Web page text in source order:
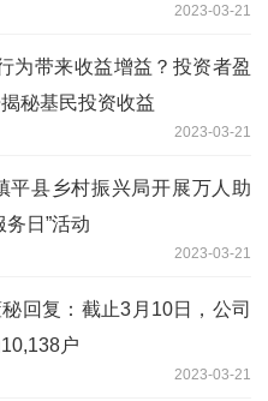
2023-03-21
为带来收益增益？投资者盈
秘基民投资收益
2023-03-21
平县乡村振兴局开展万人助
务日”活动
2023-03-21
回复：截止3月10日，公司
户
2023-03-21